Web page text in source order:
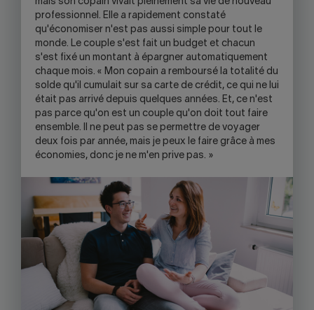
professionnel. Elle a rapidement constaté
qu'économiser n'est pas aussi simple pour tout le
monde. Le couple s'est fait un budget et chacun
s'est fixé un montant à épargner automatiquement
chaque mois. « Mon copain a remboursé la totalité du
solde qu'il cumulait sur sa carte de crédit, ce qui ne lui
était pas arrivé depuis quelques années. Et, ce n'est
pas parce qu'on est un couple qu'on doit tout faire
ensemble. Il ne peut pas se permettre de voyager
deux fois par année, mais je peux le faire grâce à mes
économies, donc je ne m'en prive pas. »